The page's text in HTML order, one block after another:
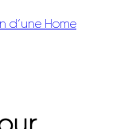
d’une Home